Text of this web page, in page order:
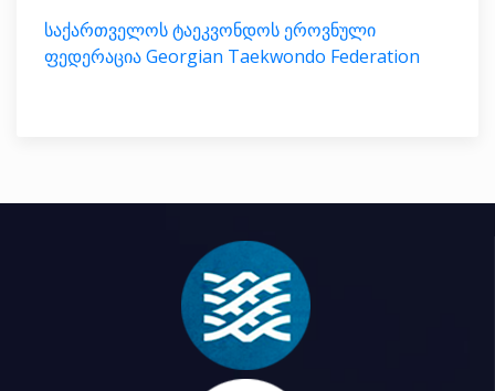
საქართველოს ტაეკვონდოს ეროვნული
ფედერაცია Georgian Taekwondo Federation